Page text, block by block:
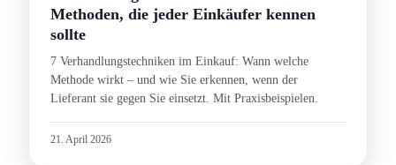
Methoden, die jeder Einkäufer kennen
sollte
7 Verhandlungs­techniken im Einkauf: Wann welche
Methode wirkt – und wie Sie erkennen, wenn der
Lieferant sie gegen Sie einsetzt. Mit Praxisbeispielen.
21. April 2026